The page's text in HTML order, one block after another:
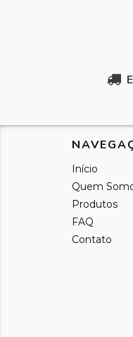
Início
Quem
Produtos
FAQ
Contato